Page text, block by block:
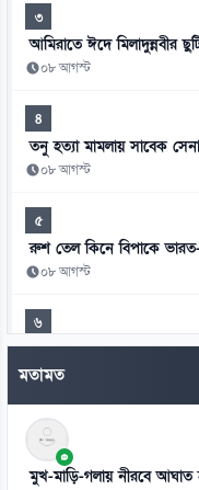
৩
আমিরাতে ঈদে মিলাদুন্নবীর
০৮ আগস্ট
৪
তনু হত্যা মামলায় সাবেক
০৮ আগস্ট
৫
রুশ তেল কিনে বিপাকে
০৮ আগস্ট
৬
৫৪ রানে অলআউট বাংলাদেশ,
০৮ আগস্ট
৭
অটোরিকশায় বাসের ধাক্কা,
০৮ আগস্ট
মতামত
মুখ-মাড়ি-গলায় নীরবে আঘাত